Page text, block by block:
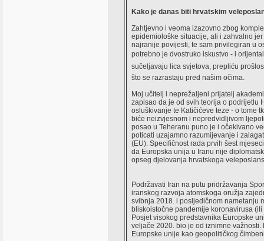
Kako je danas biti hrvatskim
Zahtjevno i veoma izazovno zbog
epidemiološke situacije, ali i zahvalno
najranije povijesti, te sam privilegiran u
potrebno je dvostruko iskustvo - i
sučeljavaju lica svjetova, prepliću
što se razrastaju pred našim očima.
Moj učitelj i neprežaljeni prijatelj
zapisao da je od svih teorija o podrijetlu
osluškivanje te Katičićeve teze - o tome
biće neizvjesnom i nepredvidljivom
posao u Teheranu puno je i očekivano
poticati uzajamno razumijevanje i
(EU). Specifičnost rada prvih šest
da Europska unija u Iranu nije
opseg djelovanja hrvatskoga
Podržavati Iran na putu pridržavanja
iranskog razvoja atomskoga oružja
svibnja 2018. i posljedičnom nametanju
bliskoistočne pandemije koronavirusa
Posjet visokog predstavnika Europske
veljače 2020. bio je od iznimne
Europske unije kao geopolitičkog